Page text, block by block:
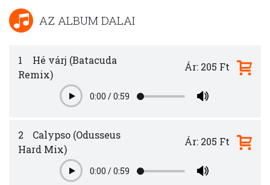
AZ ALBUM DALAI
1
Hé várj (Batacuda
Remix)
Play0:00 /0:59
Ár: 205 Ft
2
Calypso (Odusseus
Hard Mix)
Play0:00 /0:59
Ár: 205 Ft